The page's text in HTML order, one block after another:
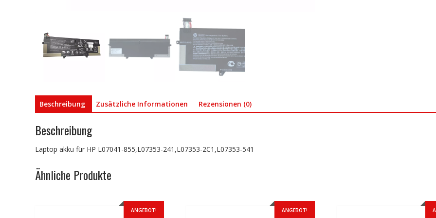
Beschreibung Zusätzliche Informationen Rezensionen (0)
Beschreibung
Laptop akku für HP L07041-855,L07353-241,L07353-2C1,L07353-541
Ähnliche Produkte
ANGEBOT! ANGEBOT!